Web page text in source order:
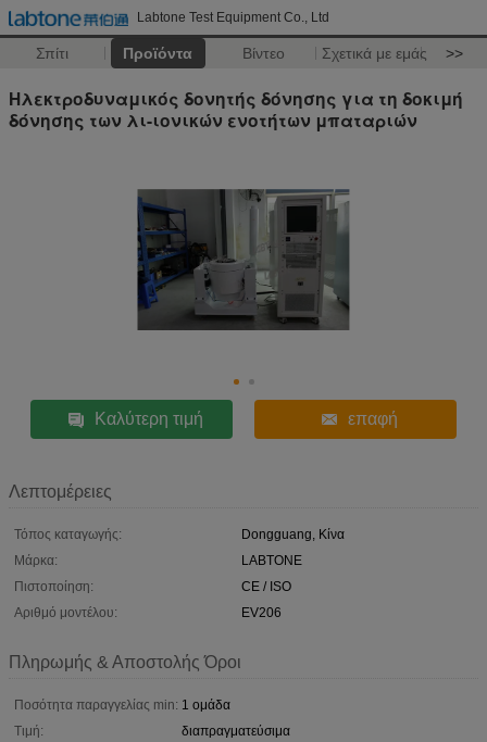
Labtone Test Equipment Co., Ltd
Σπίτι Προϊόντα Βίντεο Σχετικά με εμάς >>
Ηλεκτροδυναμικός δονητής δόνησης για τη δοκιμή
δόνησης των λι-ιονικών ενοτήτων μπαταριών
Καλύτερη τιμή επαφή
Λεπτομέρειες
Τόπος καταγωγής:
Dongguang, Κίνα
Μάρκα:
LABTONE
Πιστοποίηση:
CE / ISO
Αριθμό μοντέλου:
EV206
Πληρωμής & Αποστολής Όροι
Ποσότητα παραγγελίας min: 1 ομάδα
Τιμή:
διαπραγματεύσιμα